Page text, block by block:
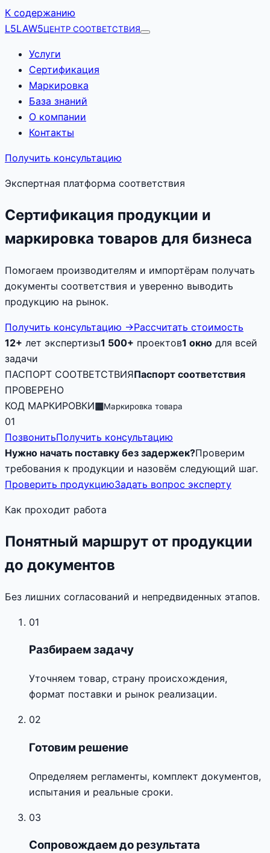
К содержанию
L5LAW5ЦЕНТР СООТВЕТСТВИЯ
Услуги
Сертификация
Маркировка
База знаний
О компании
Контакты
Получить консультацию
Экспертная платформа соответствия
Сертификация продукции и
маркировка товаров для бизнеса
Помогаем производителям и импортёрам получать
документы соответствия и уверенно выводить
продукцию на рынок.
Получить консультацию →Рассчитать стоимость
12+ лет экспертизы1 500+ проектов1 окно для всей
задачи
ПАСПОРТ СООТВЕТСТВИЯПаспорт соответствия
ПРОВЕРЕНО
КОД МАРКИРОВКИ▦Маркировка товара
01
ПозвонитьПолучить консультацию
Нужно начать поставку без задержек?Проверим
требования к продукции и назовём следующий шаг.
Проверить продукциюЗадать вопрос эксперту
Как проходит работа
Понятный маршрут от продукции
до документов
Без лишних согласований и непредвиденных этапов.
01
Разбираем задачу
Уточняем товар, страну происхождения,
формат поставки и рынок реализации.
02
Готовим решение
Определяем регламенты, комплект документов,
испытания и реальные сроки.
03
Сопровождаем до результата